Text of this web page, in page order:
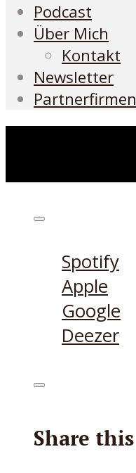
Podcast
Über Mich
Kontakt
Newsletter
Partnerfirmen
Spotify
Apple
Google
Deezer
Share this